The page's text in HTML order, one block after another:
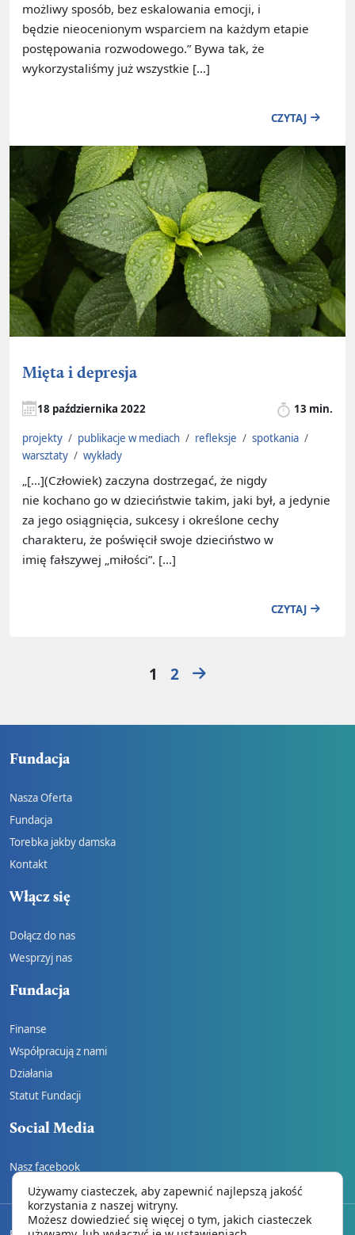
możliwy sposób, bez eskalowania emocji, i
będzie nieocenionym wsparciem na każdym etapie
postępowania rozwodowego.” Bywa tak, że
wykorzystaliśmy już wszystkie […]
CZYTAJ
Mięta i depresja
18 października 2022 13 min.
projekty / publikacje w mediach / refleksje / spotkania /
warsztaty / wykłady
„[…](Człowiek) zaczyna dostrzegać, że nigdy
nie kochano go w dzieciństwie takim, jaki był, a jedynie
za jego osiągnięcia, sukcesy i określone cechy
charakteru, że poświęcił swoje dzieciństwo w
imię fałszywej „miłości”. […]
CZYTAJ
Strona
1 Strona
2
Fundacja
Nasza Oferta
Fundacja
Torebka jakby damska
Kontakt
Włącz się
Dołącz do nas
Wesprzyj nas
Fundacja
Finanse
Współpracują z nami
Działania
Statut Fundacji
Social Media
Nasz facebook
Używamy ciasteczek, aby zapewnić najlepszą jakość
korzystania z naszej witryny.
Możesz dowiedzieć się więcej o tym, jakich ciasteczek